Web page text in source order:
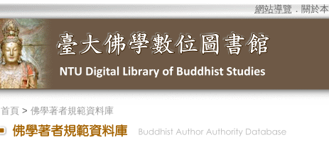
網站導覽 ． 關於
首頁> 佛學著者規範資料庫